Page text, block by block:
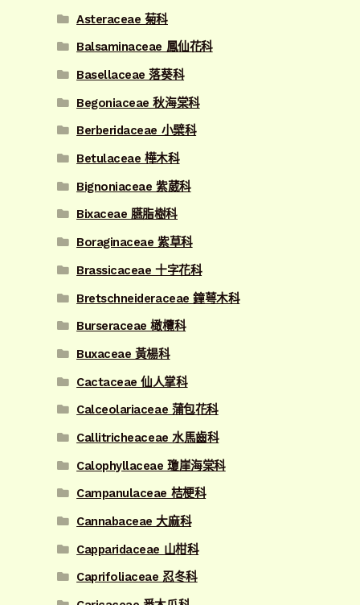
Asteraceae 菊科
Balsaminaceae 鳳仙花科
Basellaceae 落葵科
Begoniaceae 秋海棠科
Berberidaceae 小檗科
Betulaceae 樺木科
Bignoniaceae 紫葳科
Bixaceae 臙脂樹科
Boraginaceae 紫草科
Brassicaceae 十字花科
Bretschneideraceae 鐘萼木科
Burseraceae 橄欖科
Buxaceae 黃楊科
Cactaceae 仙人掌科
Calceolariaceae 蒲包花科
Callitricheaceae 水馬齒科
Calophyllaceae 瓊崖海棠科
Campanulaceae 桔梗科
Cannabaceae 大麻科
Capparidaceae 山柑科
Caprifoliaceae 忍冬科